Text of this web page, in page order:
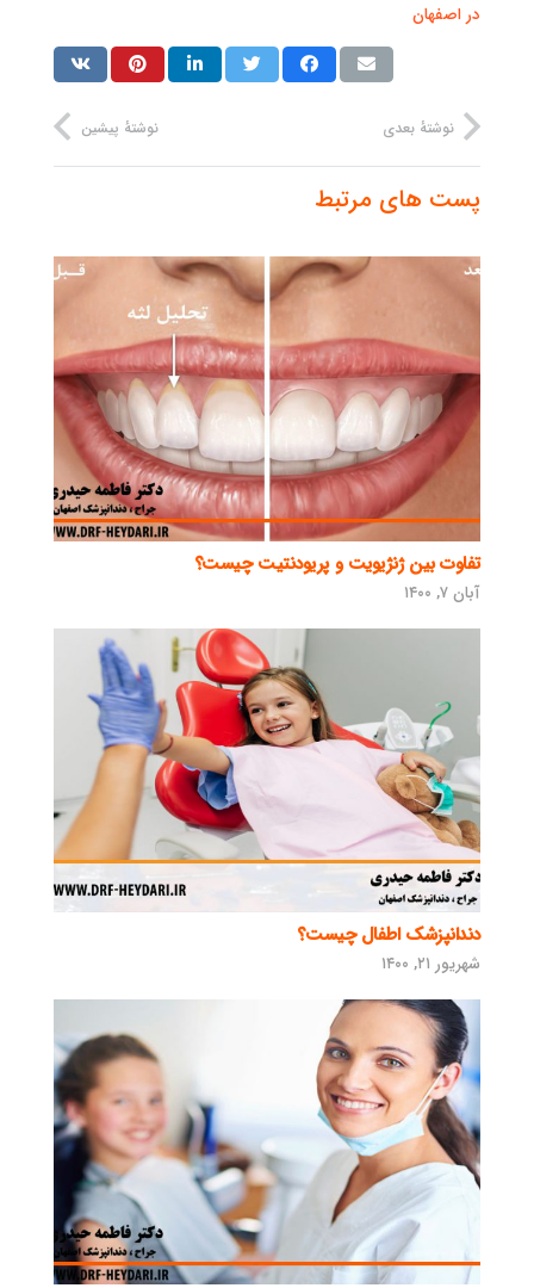
در اصفهان
نوشتهٔ پیشین نوشتهٔ بعدی
پست های مرتبط
تفاوت بین ژنژیویت و پریودنتیت چیست؟
آبان ۷, ۱۴۰۰
دندانپزشک اطفال چیست؟
شهریور ۲۱, ۱۴۰۰